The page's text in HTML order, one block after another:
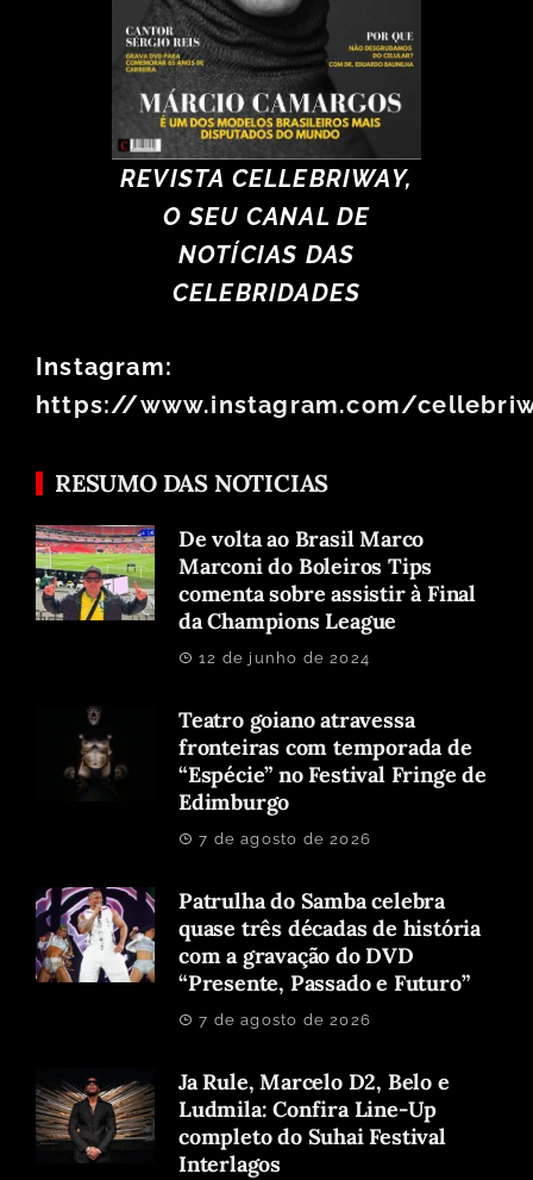
REVISTA CELLEBRIWAY,
O SEU CANAL DE
NOTÍCIAS DAS
CELEBRIDADES
Instagram:
https://www.instagram.com/
RESUMO DAS NOTICIAS
De volta ao Brasil Marco
Marconi do Boleiros Tips
comenta sobre assistir à Final
da Champions League
12 de junho de 2024
Teatro goiano atravessa
fronteiras com temporada de
“Espécie” no Festival Fringe de
Edimburgo
7 de agosto de 2026
Patrulha do Samba celebra
quase três décadas de história
com a gravação do DVD
“Presente, Passado e Futuro”
7 de agosto de 2026
Ja Rule, Marcelo D2, Belo e
Ludmila: Confira Line-Up
completo do Suhai Festival
Interlagos